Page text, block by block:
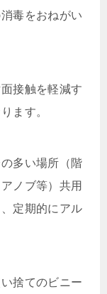
毒をおねがい
接触を軽減す
ます。
多い場所（階
ノブ等）共用
定期的にアル
捨てのビニー